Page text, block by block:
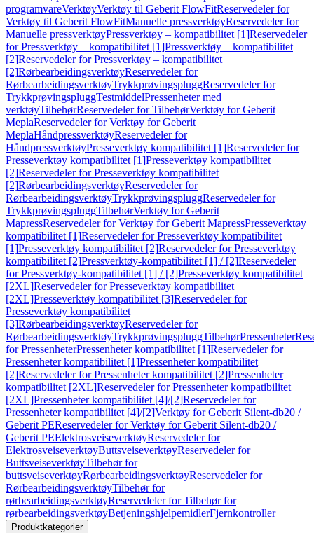
programvareVerktøyVerktøy til Geberit FlowFitReservedeler for
Verktøy til Geberit FlowFitManuelle pressverktøyReservedeler for
Manuelle pressverktøyPressverktøy – kompatibilitet [1]Reservedeler
for Pressverktøy – kompatibilitet [1]Pressverktøy – kompatibilitet
[2]Reservedeler for Pressverktøy – kompatibilitet
[2]RørbearbeidingsverktøyReservedeler for
RørbearbeidingsverktøyTrykkprøvingspluggReservedeler for
TrykkprøvingspluggTestmiddelPressenheter med
verktøyTilbehørReservedeler for TilbehørVerktøy for Geberit
MeplaReservedeler for Verktøy for Geberit
MeplaHåndpressverktøyReservedeler for
HåndpressverktøyPresseverktøy kompatibilitet [1]Reservedeler for
Presseverktøy kompatibilitet [1]Presseverktøy kompatibilitet
[2]Reservedeler for Presseverktøy kompatibilitet
[2]RørbearbeidingsverktøyReservedeler for
RørbearbeidingsverktøyTrykkprøvingspluggReservedeler for
TrykkprøvingspluggTilbehørVerktøy for Geberit
MapressReservedeler for Verktøy for Geberit MapressPresseverktøy
kompatibilitet [1]Reservedeler for Presseverktøy kompatibilitet
[1]Presseverktøy kompatibilitet [2]Reservedeler for Presseverktøy
kompatibilitet [2]Pressverktøy-kompatibilitet [1] / [2]Reservedeler
for Pressverktøy-kompatibilitet [1] / [2]Presseverktøy kompatibilitet
[2XL]Reservedeler for Presseverktøy kompatibilitet
[2XL]Presseverktøy kompatibilitet [3]Reservedeler for
Presseverktøy kompatibilitet
[3]RørbearbeidingsverktøyReservedeler for
RørbearbeidingsverktøyTrykkprøvingspluggTilbehørPressenheter
for PressenheterPressenheter kompatibilitet [1]Reservedeler for
Pressenheter kompatibilitet [1]Pressenheter kompatibilitet
[2]Reservedeler for Pressenheter kompatibilitet [2]Pressenheter
kompatibilitet [2XL]Reservedeler for Pressenheter kompatibilitet
[2XL]Pressenheter kompatibilitet [4]/[2]Reservedeler for
Pressenheter kompatibilitet [4]/[2]Verktøy for Geberit Silent-db20 /
Geberit PEReservedeler for Verktøy for Geberit Silent-db20 /
Geberit PEElektrosveiseverktøyReservedeler for
ElektrosveiseverktøyButtsveiseverktøyReservedeler for
ButtsveiseverktøyTilbehør for
buttsveiseverktøyRørbearbeidingsverktøyReservedeler for
RørbearbeidingsverktøyTilbehør for
rørbearbeidingsverktøyReservedeler for Tilbehør for
rørbearbeidingsverktøyBetjeningshjelpemidlerFjernkontroller
Produktkategorier